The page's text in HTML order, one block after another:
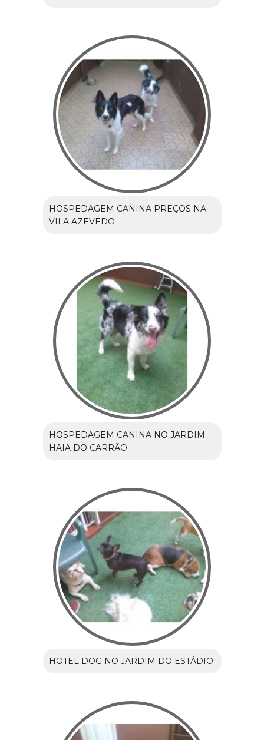
HOSPEDAGEM CANINA PREÇOS NA
VILA AZEVEDO
HOSPEDAGEM CANINA NO JARDIM
HAIA DO CARRÃO
HOTEL DOG NO JARDIM DO ESTÁDIO